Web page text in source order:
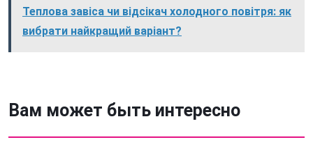
Теплова завіса чи відсікач холодного повітря: як
вибрати найкращий варіант?
Вам может быть интересно